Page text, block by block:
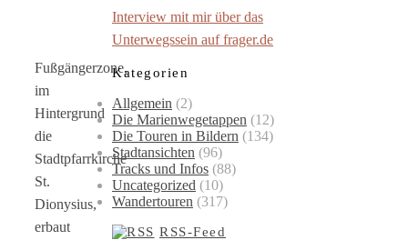
Fußgängerzone,
im
Hintergrund
die
Stadtpfarrkirche
St.
Dionysius,
erbaut
Interview mit mir über das
Unterwegssein auf frager.de
Kategorien
Allgemein (2)
Die Marienwegetappen (12)
Die Touren in Bildern (134)
Stadtansichten (96)
Tracks und Infos (88)
Uncategorized (10)
Wandertouren (317)
RSS-Feed